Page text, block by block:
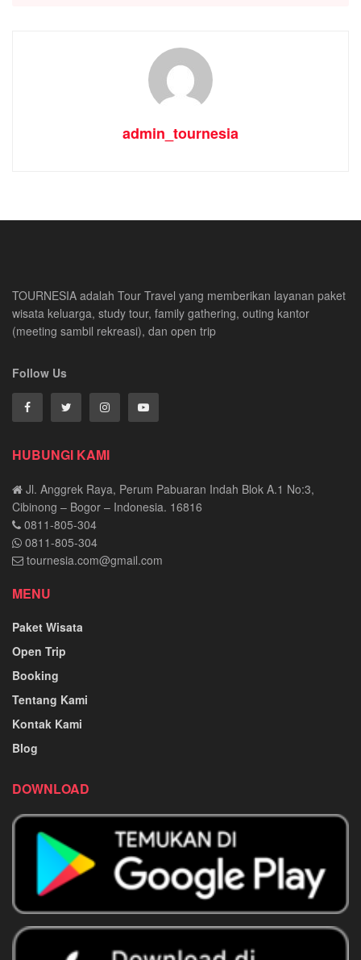
admin_tournesia
TOURNESIA adalah Tour Travel yang memberikan layanan paket
wisata keluarga, study tour, family gathering, outing kantor
(meeting sambil rekreasi), dan open trip
Follow Us
HUBUNGI KAMI
Jl. Anggrek Raya, Perum Pabuaran Indah Blok A.1 No:3,
Cibinong – Bogor – Indonesia. 16816
0811-805-304
0811-805-304
tournesia.com@gmail.com
MENU
Paket Wisata
Open Trip
Booking
Tentang Kami
Kontak Kami
Blog
DOWNLOAD